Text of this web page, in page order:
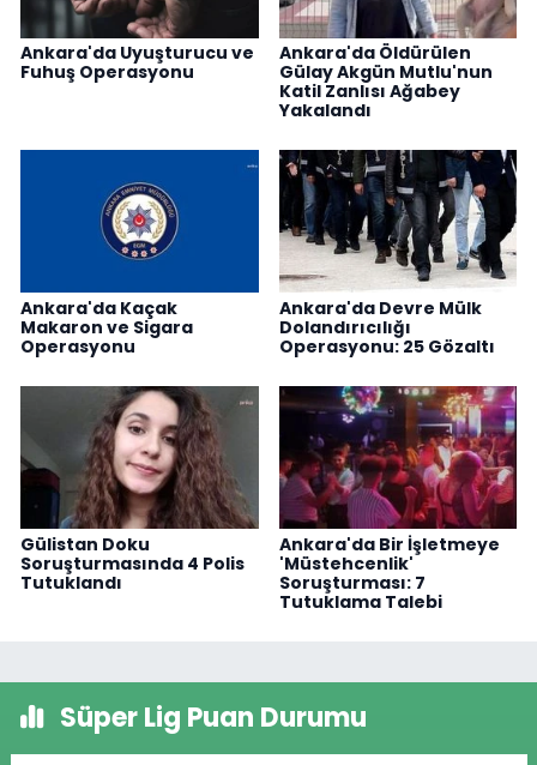
Ankara'da Uyuşturucu ve
Fuhuş Operasyonu
Ankara'da Öldürülen
Gülay Akgün Mutlu'nun
Katil Zanlısı Ağabey
Yakalandı
Ankara'da Kaçak
Makaron ve Sigara
Operasyonu
Ankara'da Devre Mülk
Dolandırıcılığı
Operasyonu: 25 Gözaltı
Gülistan Doku
Soruşturmasında 4 Polis
Tutuklandı
Ankara'da Bir İşletmeye
'Müstehcenlik'
Soruşturması: 7
Tutuklama Talebi
Süper Lig Puan Durumu